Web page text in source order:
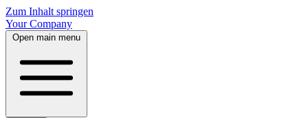
Zum Inhalt springen
Your Company
Open main menu